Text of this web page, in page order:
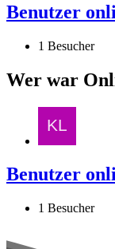
Benutzer
1 Besucher
Wer war
Benutzer
1 Besucher